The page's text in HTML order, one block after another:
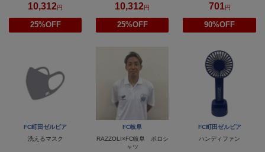
10,312円
25%OFF
10,312円
25%OFF
701円
90%OFF
FC町田ゼルビア
洗えるマスク
FC岐阜
RAZZOLI×FC岐阜 ポロシ
ャツ
FC町田ゼルビア
ハンディファン